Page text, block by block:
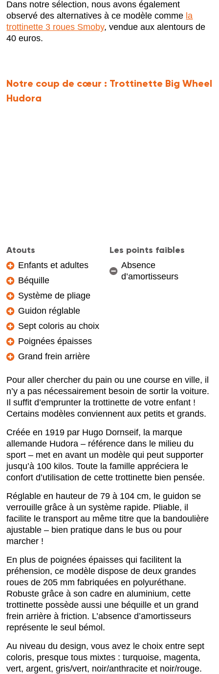
Dans notre sélection, nous avons également
observé des alternatives à ce modèle comme la
trottinette 3 roues Smoby, vendue aux alentours de
40 euros.
Notre coup de cœur : Trottinette Big Wheel
Hudora
Atouts
Enfants et adultes
Béquille
Système de pliage
Guidon réglable
Sept coloris au choix
Poignées épaisses
Grand frein arrière
Les points faibles
Absence
d’amortisseurs
Pour aller chercher du pain ou une course en ville, il
n’y a pas nécessairement besoin de sortir la voiture.
Il suffit d’emprunter la trottinette de votre enfant !
Certains modèles conviennent aux petits et grands.
Créée en 1919 par Hugo Dornseif, la marque
allemande Hudora – référence dans le milieu du
sport – met en avant un modèle qui peut supporter
jusqu’à 100 kilos. Toute la famille appréciera le
confort d’utilisation de cette trottinette bien pensée.
Réglable en hauteur de 79 à 104 cm, le guidon se
verrouille grâce à un système rapide. Pliable, il
facilite le transport au même titre que la bandoulière
ajustable – bien pratique dans le bus ou pour
marcher !
En plus de poignées épaisses qui facilitent la
préhension, ce modèle dispose de deux grandes
roues de 205 mm fabriquées en polyuréthane.
Robuste grâce à son cadre en aluminium, cette
trottinette possède aussi une béquille et un grand
frein arrière à friction. L’absence d’amortisseurs
représente le seul bémol.
Au niveau du design, vous avez le choix entre sept
coloris, presque tous mixtes : turquoise, magenta,
vert, argent, gris/vert, noir/anthracite et noir/rouge.